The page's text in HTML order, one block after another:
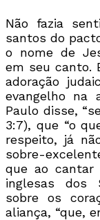
Não fazia
santos do
o nome de
em seu canto.
adoração
evangelho na
Paulo disse,
3:7), que “o
respeito, já
sobre-
que ao cantar
inglesas dos
sobre os
aliança, “que,